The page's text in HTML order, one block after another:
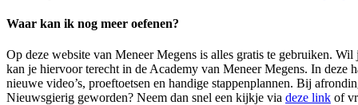
Waar kan ik nog meer oefenen?
Op deze website van Meneer Megens is alles gratis te gebruiken.
kan je hiervoor terecht in de Academy van Meneer Megens. In
nieuwe video’s, proeftoetsen en handige stappenplannen. Bij
Nieuwsgierig geworden? Neem dan snel een kijkje via deze link of